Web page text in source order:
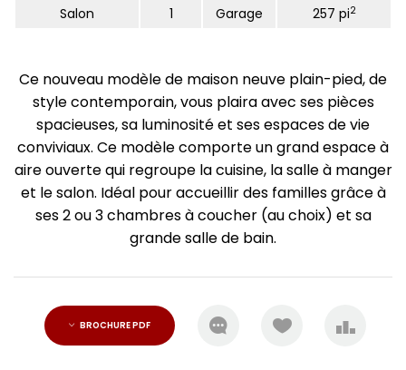
Salon
1 Garage 257 pi2
Ce nouveau modèle de maison neuve plain-pied, de
style contemporain, vous plaira avec ses pièces
spacieuses, sa luminosité et ses espaces de vie
conviviaux. Ce modèle comporte un grand espace à
aire ouverte qui regroupe la cuisine, la salle à manger
et le salon. Idéal pour accueillir des familles grâce à
ses 2 ou 3 chambres à coucher (au choix) et sa
grande salle de bain.
BROCHURE PDF